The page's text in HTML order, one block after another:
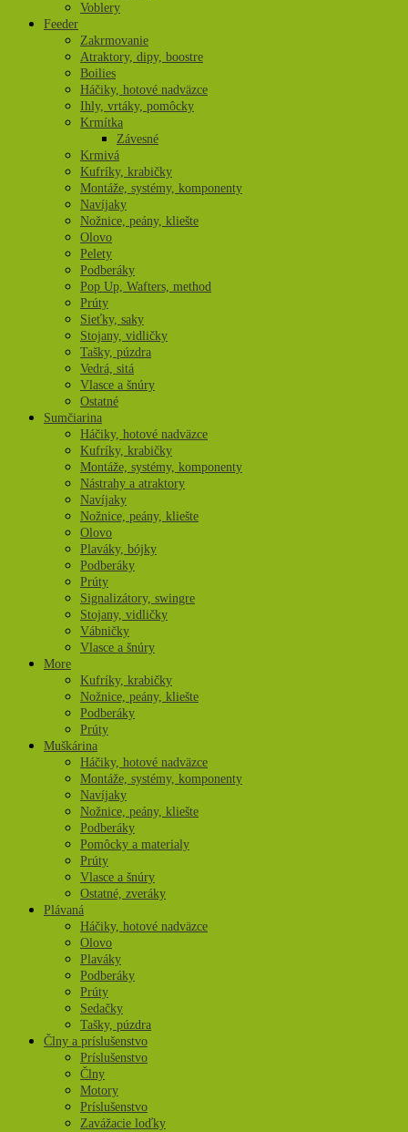
Voblery
Feeder
Zakrmovanie
Atraktory, dipy, boostre
Boilies
Háčiky, hotové nadväzce
Ihly, vrtáky, pomôcky
Krmítka
Závesné
Krmivá
Kufríky, krabičky
Montáže, systémy, komponenty
Navíjaky
Nožnice, peány, kliešte
Olovo
Pelety
Podberáky
Pop Up, Wafters, method
Prúty
Sieťky, saky
Stojany, vidličky
Tašky, púzdra
Vedrá, sitá
Vlasce a šnúry
Ostatné
Sumčiarina
Háčiky, hotové nadväzce
Kufríky, krabičky
Montáže, systémy, komponenty
Nástrahy a atraktory
Navíjaky
Nožnice, peány, kliešte
Olovo
Plaváky, bójky
Podberáky
Prúty
Signalizátory, swingre
Stojany, vidličky
Vábničky
Vlasce a šnúry
More
Kufríky, krabičky
Nožnice, peány, kliešte
Podberáky
Prúty
Muškárina
Háčiky, hotové nadväzce
Montáže, systémy, komponenty
Navíjaky
Nožnice, peány, kliešte
Podberáky
Pomôcky a materialy
Prúty
Vlasce a šnúry
Ostatné, zveráky
Plávaná
Háčiky, hotové nadväzce
Olovo
Plaváky
Podberáky
Prúty
Sedačky
Tašky, púzdra
Člny a príslušenstvo
Príslušenstvo
Člny
Motory
Príslušenstvo
Zavážacie loďky